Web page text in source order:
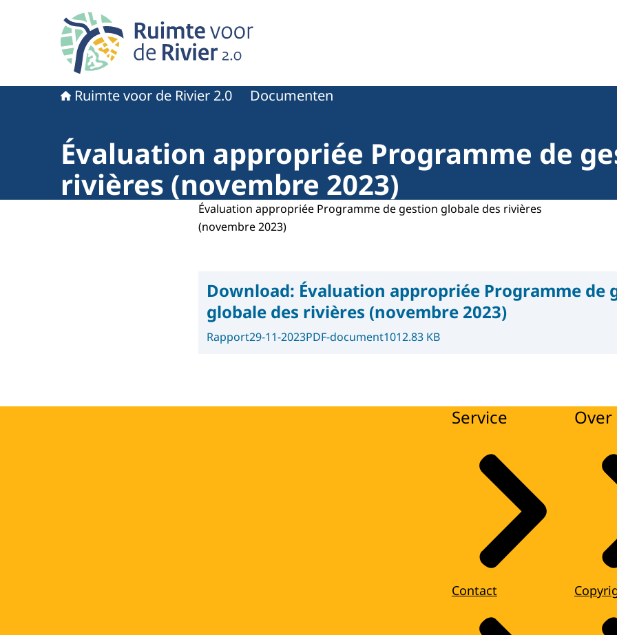
Naar de homepage van Ruimte voor de rivier 2.0
Ruimte voor de Rivier 2.0 Documenten
Évaluation appropriée Programme de
rivières (novembre 2023)
Évaluation appropriée Programme de gestion globale des rivières
(novembre 2023)
Download: Évaluation appropriée Programme de
globale des rivières (novembre 2023)
Rapport29-11-2023PDF-document1012.83 KB
Service
Contact